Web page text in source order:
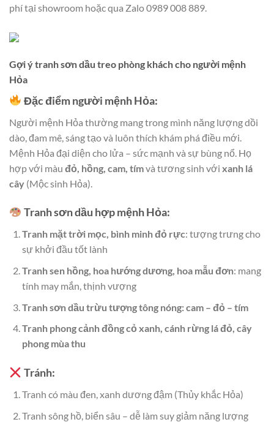
phí tại showroom hoặc qua Zalo 0989 008 889.
Gợi ý tranh sơn dầu treo phòng khách cho người mệnh
Hỏa
Đặc điểm người mệnh Hỏa:
Người mệnh Hỏa thường mang trong mình năng lượng dồi
dào, đam mê, sáng tạo và luôn thích khám phá điều mới.
Mệnh Hỏa đại diện cho lửa – sức mạnh và sự bùng nổ. Họ
hợp với màu đỏ, hồng, cam, tímvà tương sinh với xanh lá
cây (Mộc sinh Hỏa).
Tranh sơn dầu hợp mệnh Hỏa:
Tranh mặt trời mọc, bình minh đỏ rực: tượng trưng cho
sự khởi đầu tốt lành
Tranh sen hồng, hoa hướng dương, hoa mẫu đơn: mang
tính may mắn, thịnh vượng
Tranh sơn dầu trừu tượng tông nóng: cam – đỏ – tím
Tranh phong cảnh đồng cỏ xanh, cánh rừng lá đỏ, cây
phong mùa thu
Tránh:
Tranh có màu đen, xanh dương đậm (Thủy khắc Hỏa)
Tranh sông hồ, biển sâu – dễ làm suy giảm năng lượng